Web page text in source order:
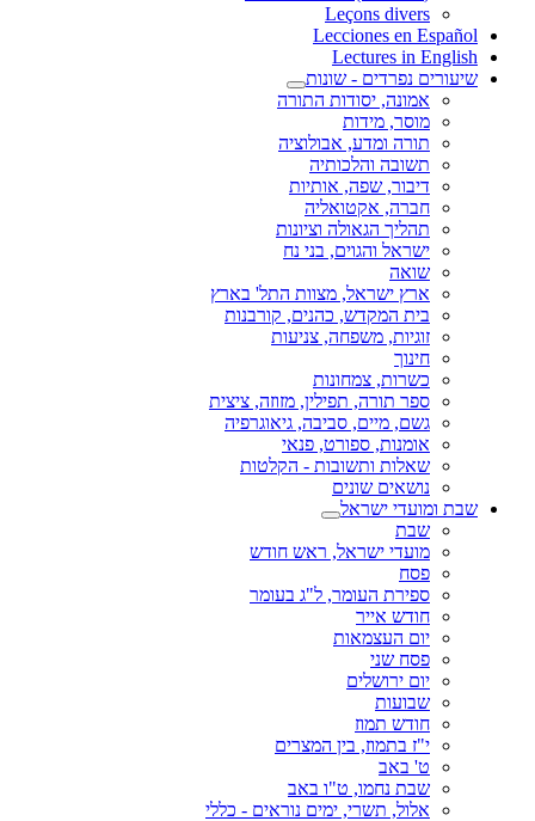
Leçons divers
Lecciones en Español
Lectures in English
שיעורים נפרדים - שונות
אמונה, יסודות התורה
מוסר, מידות
תורה ומדע, אבולוציה
תשובה והלכותיה
דיבור, שפה, אותיות
חברה, אקטואליה
תהליך הגאולה וציונות
ישראל והגוים, בני נח
שואה
ארץ ישראל, מצוות התל' בארץ
בית המקדש, כהנים, קורבנות
זוגיות, משפחה, צניעות
חינוך
כשרות, צמחונות
ספר תורה, תפילין, מזוזה, ציצית
גשם, מיים, סביבה, גיאוגרפיה
אומנות, ספורט, פנאי
שאלות ותשובות - הקלטות
נושאים שונים
שבת ומועדי ישראל
שבת
מועדי ישראל, ראש חודש
פסח
ספירת העומר, ל"ג בעומר
חודש אייר
יום העצמאות
פסח שני
יום ירושלים
שבועות
חודש תמוז
י"ז בתמוז, בין המצרים
ט' באב
שבת נחמו, ט"ו באב
אלול, תשרי, ימים נוראים - כללי